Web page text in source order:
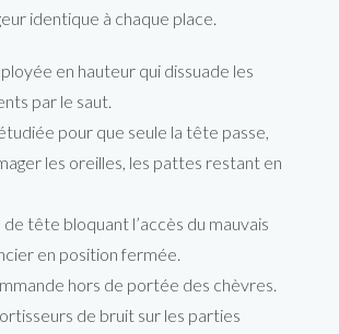
identique à chaque place.
en hauteur qui dissuade les
par le saut.
pour que seule la tête passe,
les oreilles, les pattes restant en
tête bloquant l’accès du mauvais
en position fermée.
hors de portée des chèvres.
de bruit sur les parties